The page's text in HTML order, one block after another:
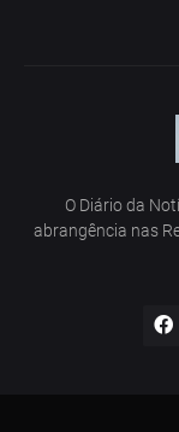
O Diário da
abrangência nas